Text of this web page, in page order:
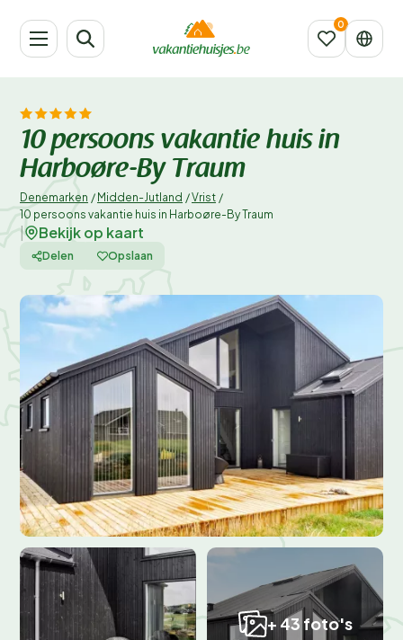
10 persoons vakantie huis in
Harboøre-By Traum
Denemarken / Midden-Jutland /Vrist /
10 persoons vakantie huis in Harboøre-By Traum
Bekijk op kaart
Delen Opslaan
+ 43 foto's